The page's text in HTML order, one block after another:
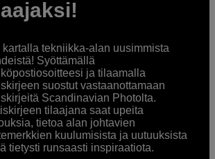
kartalla tekniikka-alan uusimmista
Syöttämällä
ja tilaamalla
suostut vastaanottamaan
Scandinavian Photolta.
tilaajana saat upeita
tietoa alan johtavien
kuulumisista ja uutuuksista
tietysti runsaasti inspiraatiota.